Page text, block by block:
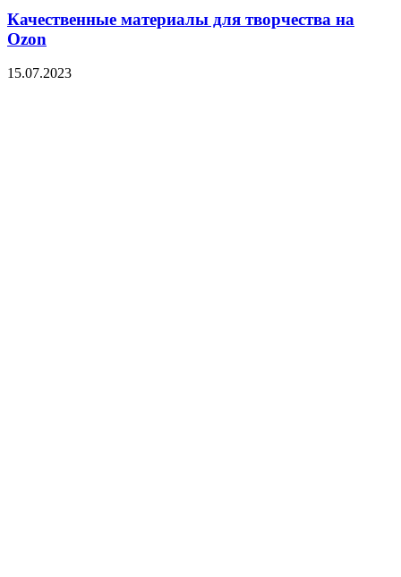
Качественные материалы для творчества на
Ozon
15.07.2023